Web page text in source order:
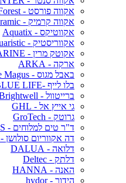
אקווה פורסט - Aqua Forest
אקווה קרמיק - Aqua Ceramic
אקווטיקס - Aquatix
אקווריסטיק - Aquaristic
אקוטק מרין - ECOTECH MARINE
ארקה - ARKA
באבל מגוס - Bubble Magus
בלו לייף -BLUE LIFE
ברייטוול - Brightwell
גי אייץ אל - GHL
גרוטק - GroTech
ד"ר טים למלוחים - DR. TIM'S
דה אקווריום סולושן - The Aquarium Solution
דלואה - DALUA
דלתק - Deltec
האנה - HANNA
הידור - hydor